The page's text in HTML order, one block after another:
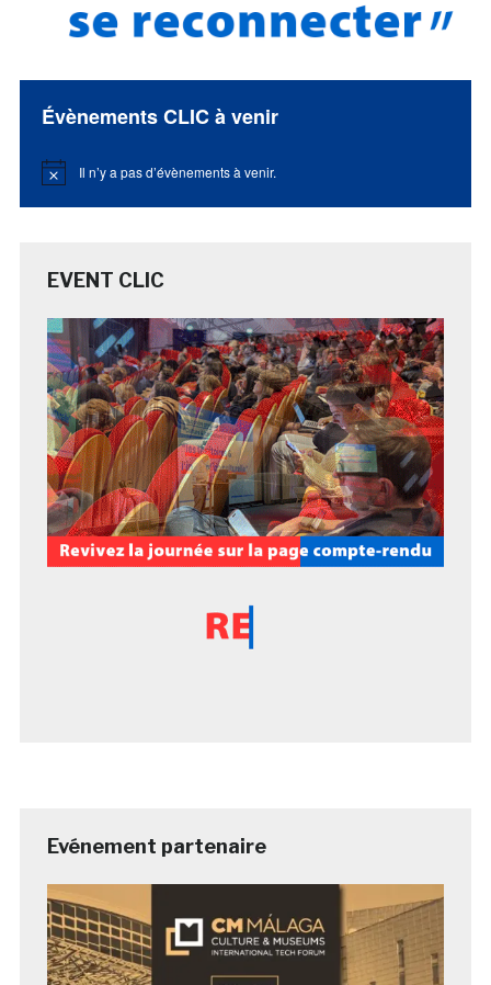
Évènements CLIC à venir
Notice Il n’y a pas d’évènements à venir.
EVENT CLIC
Evénement partenaire